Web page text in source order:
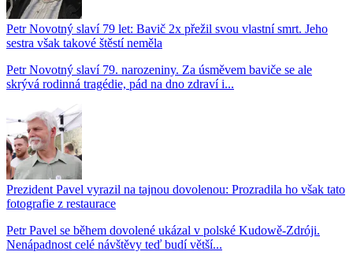
Petr Novotný slaví 79 let: Bavič 2x přežil svou vlastní smrt. Jeho
sestra však takové štěstí neměla
Petr Novotný slaví 79. narozeniny. Za úsměvem baviče se ale
skrývá rodinná tragédie, pád na dno zdraví i...
Prezident Pavel vyrazil na tajnou dovolenou: Prozradila ho však tato
fotografie z restaurace
Petr Pavel se během dovolené ukázal v polské Kudowě-Zdróji.
Nenápadnost celé návštěvy teď budí větší...